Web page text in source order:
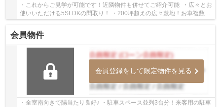
・これからご見学が可能です！近隣物件も併せてご紹介可能 ・広々とお
使いいただける5SLDKの間取り！ ・200坪超えの広々敷地！お車複数台
駐車可能です♪ いつでもお気軽にお声がけく...
会員物件
会員登録をして限定物件を見る
・全室南向きで陽当たり良好♪ ・駐車スペース並列3台分！来客用の駐車